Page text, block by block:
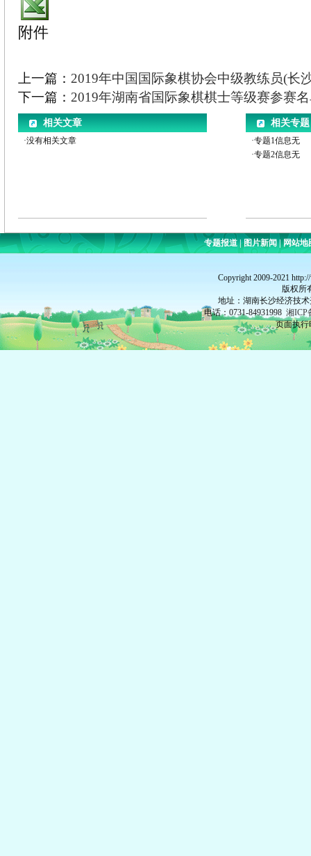
附件
上一篇： 2019年中国国际象棋协会中级教练员(长
下一篇： 2019年湖南省国际象棋棋士等级赛参赛
相关文章
·没有相关文章
相关专题
·专题1信息无
·专题2信息无
专题报道|图片新闻|网站地
Copyright 2009-2021
版权所
地址：湖南长沙经济技
电话：0731-84931998 湘ICP
页面执